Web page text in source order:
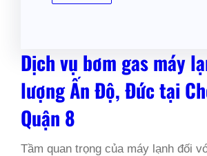
Dịch vụ bơm gas máy
lượng Ấn Độ, Đức tại
Quận 8
Tầm quan trọng của máy lạnh đối